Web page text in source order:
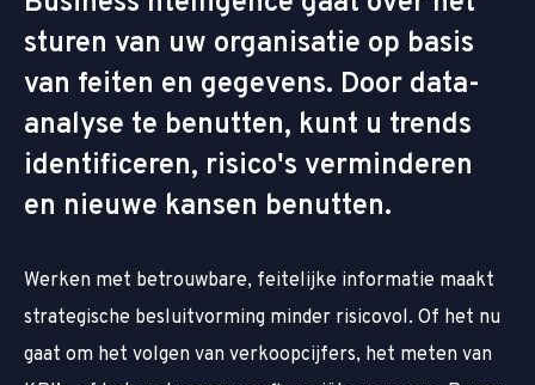
sturen van uw organisatie op basis
van feiten en gegevens. Door data-
analyse te benutten, kunt u trends
identificeren, risico's verminderen
en nieuwe kansen benutten.
Werken met betrouwbare, feitelijke informatie maakt
strategische besluitvorming minder risicovol. Of het nu
gaat om het volgen van verkoopcijfers, het meten van